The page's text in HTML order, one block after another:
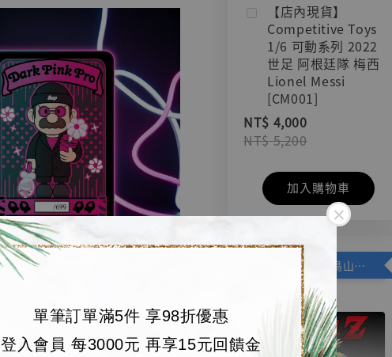
單筆訂單滿5件 享98折優惠
登入會員 每3000元 再享15元回饋金
【店內現貨】
Competitive Toys
1/6 可動系列 2022
世足 阿根廷隊 梅西
Lionel Messi
[CM001]
NT$ 4,000
NT$ 5,200
加入購物車
加購優惠【悟空 鳥山明紀念款 [奇蹟工作室]】